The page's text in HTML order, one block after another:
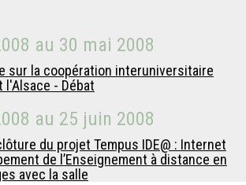
au 30 mai 2008
sur la coopération interuniversitaire
l'Alsace - Débat
au 25 juin 2008
du projet Tempus IDE@ : Internet
de l’Enseignement à distance en
avec la salle